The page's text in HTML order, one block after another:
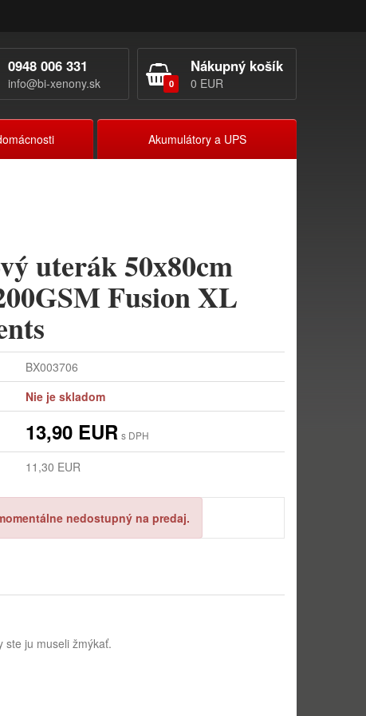
0
Nákupný košík
0 EUR
0948 006 331
info@bi-xenony.sk
Akumulátory a UPS
uterák 50x80cm
Fusion XL
BX003706
Nie je skladom
13,90 EUR s DPH
11,30 EUR
nedostupný na predaj.
ste ju museli žmýkať.